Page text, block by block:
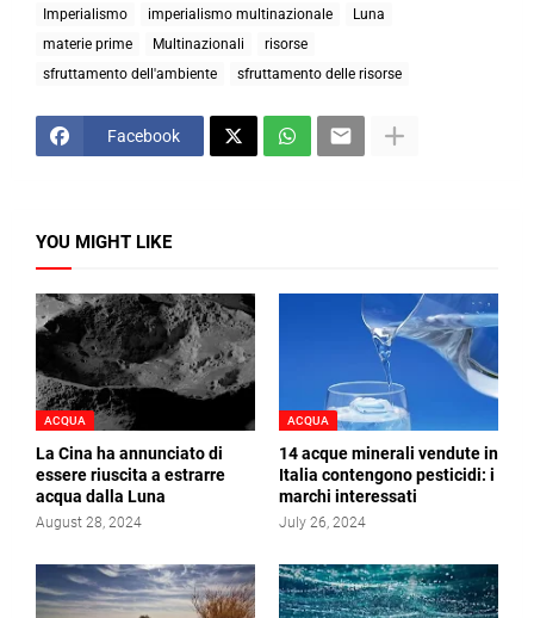
Imperialismo imperialismo multinazionale
Luna
materie prime
Multinazionali
risorse
sfruttamento dell'ambiente
sfruttamento delle risorse
Facebook
YOU MIGHT LIKE
ACQUA
La Cina ha annunciato di
essere riuscita a estrarre
acqua dalla Luna
August 28, 2024
ACQUA
14 acque minerali vendute in
Italia contengono pesticidi: i
marchi interessati
July 26, 2024